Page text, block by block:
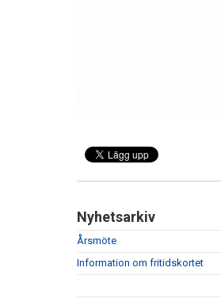
Nyhetsarkiv
Årsmöte
Information om fritidskortet